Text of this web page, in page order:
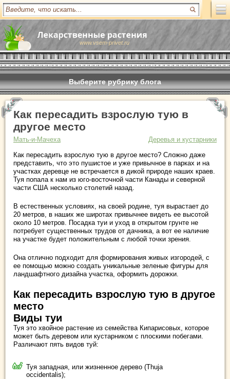
www.vsem-privet.ru
Выберите рубрику блога
Как пересадить взрослую тую в
другое место
Мать-и-Мачеха
Деревья и кустарники
Как пересадить взрослую тую в другое место? Сложно даже
представить, что это пушистое и уже привычное в парках и на
участках деревце не встречается в дикой природе наших краев.
Туя попала к нам из юго-восточной части Канады и северной
части США несколько столетий назад.
В естественных условиях, на своей родине, туя вырастает до
20 метров, в наших же широтах привычнее видеть ее высотой
около 10 метров. Посадка туи и уход в открытом грунте не
потребует существенных трудов от дачника, а вот ее наличие
на участке будет положительным с любой точки зрения.
Она отлично подходит для формирования живых изгородей, с
ее помощью можно создать уникальные зеленые фигуры для
ландшафтного дизайна участка, оформить дорожки.
Как пересадить взрослую тую в другое
место
Виды туи
Туя это хвойное растение из семейства Кипарисовых, которое
может быть деревом или кустарником с плоскими побегами.
Различают пять видов туй:
Туя западная, или жизненное дерево (Thuja
occidentalis);